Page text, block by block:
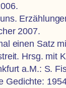
2007.
einen Satz
Hrsg. mit
a.M.: S.
Gedichte: